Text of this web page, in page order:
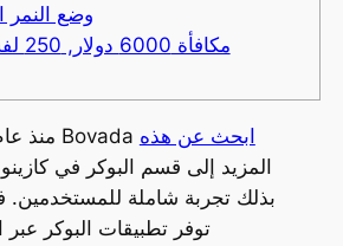
وضع النمر
مكافأة 6000 دولار, 250 لفة مجانية
منذ عام 2004، أضافت Bovada ابحث عن هذه
المزيد إلى قسم البوكر في
بذلك تجربة شاملة
توفر تطبيقات البوكر عبر